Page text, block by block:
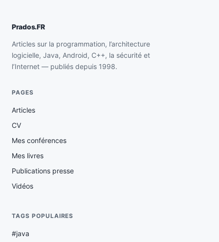
Prados.FR
Articles sur la programmation, l’architecture
logicielle, Java, Android, C++, la sécurité et
l’Internet — publiés depuis 1998.
PAGES
Articles
CV
Mes conférences
Mes livres
Publications presse
Vidéos
TAGS POPULAIRES
#java